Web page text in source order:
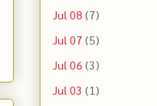
Jul 08 (7)
Jul 07 (5)
Jul 06 (3)
Jul 03 (1)